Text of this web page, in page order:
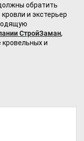
обратить
и экстерьер
СтройЗаман,
и